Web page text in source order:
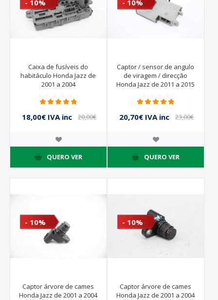
- 10%
Caixa de fusíveis do
habitáculo Honda Jazz de
2001 a 2004
18,00€ IVA inc
20,00€
QUERO VER
- 10%
Captor / sensor de angulo
de viragem / direcção
Honda Jazz de 2011 a 2015
20,70€ IVA inc
23,00€
QUERO VER
- 10%
Captor árvore de cames
Honda Jazz de 2001 a 2004
- 10%
Captor árvore de cames
Honda Jazz de 2001 a 2004